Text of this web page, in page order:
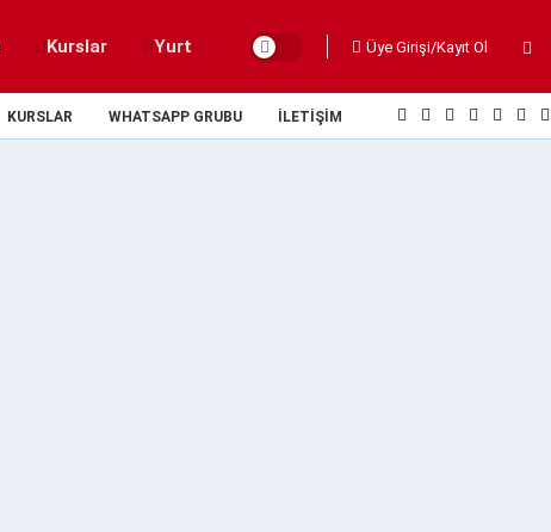
Kurslar Yurt Üye Girişi/Kayıt Ol
KURSLAR WHATSAPP GRUBU İLETIŞIM